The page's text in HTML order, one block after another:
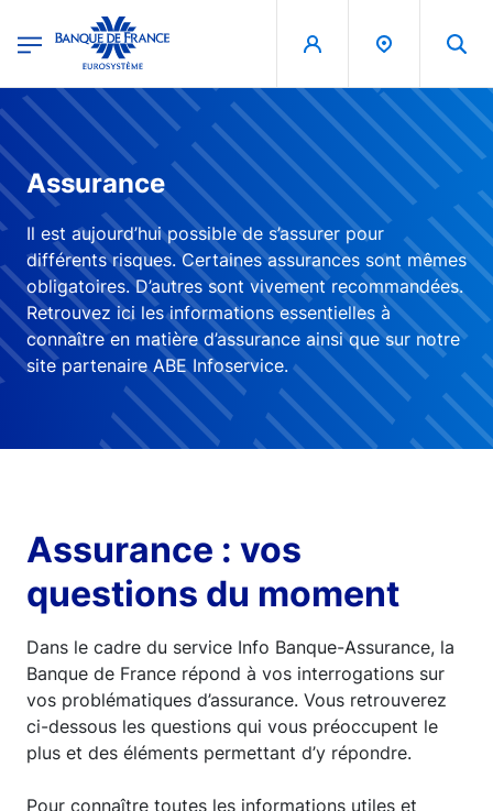
Banque de France - Menu Principal
Assurance
Il est aujourd’hui possible de s’assurer pour
différents risques. Certaines assurances sont mêmes
obligatoires. D’autres sont vivement recommandées.
Retrouvez ici les informations essentielles à
connaître en matière d’assurance ainsi que sur notre
site partenaire ABE Infoservice.
Assurance : vos
questions du moment
Dans le cadre du service Info Banque-Assurance, la
Banque de France répond à vos interrogations sur
vos problématiques d’assurance. Vous retrouverez
ci-dessous les questions qui vous préoccupent le
plus et des éléments permettant d’y répondre.
Pour connaître toutes les informations utiles et